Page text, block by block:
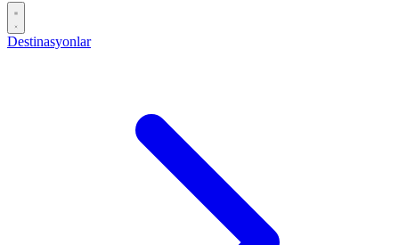
Destinasyonlar